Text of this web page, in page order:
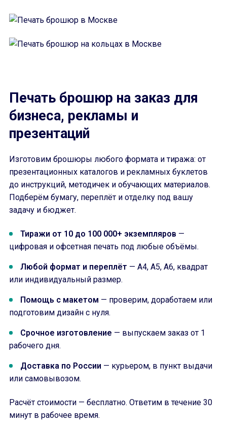
Печать брошюр на заказ для
бизнеса, рекламы и
презентаций
Изготовим брошюры любого формата и тиража: от
презентационных каталогов и рекламных буклетов
до инструкций, методичек и обучающих материалов.
Подберём бумагу, переплёт и отделку под вашу
задачу и бюджет.
Тиражи от 10 до 100 000+ экземпляров —
цифровая и офсетная печать под любые объёмы.
Любой формат и переплёт — A4, A5, A6, квадрат
или индивидуальный размер.
Помощь с макетом — проверим, доработаем или
подготовим дизайн с нуля.
Срочное изготовление — выпускаем заказ от 1
рабочего дня.
Доставка по России — курьером, в пункт выдачи
или самовывозом.
Расчёт стоимости — бесплатно. Ответим в течение 30
минут в рабочее время.